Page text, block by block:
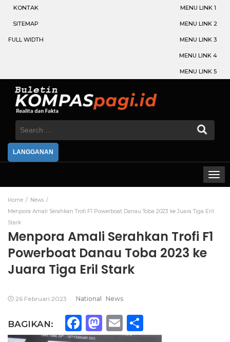
KONTAK
SITEMAP
FULL WIDTH
MENU LINK 1
MENU LINK 2
MENU LINK 3
MENU LINK 4
MENU LINK 5
Search
LANGGANAN
Home
News
Menpora Amali Serahkan Trofi F1 Powerboat Danau Toba 2023 ke Juara Tiga Eril
Stark
Menpora Amali Serahkan Trofi F1
Powerboat Danau Toba 2023 ke
Juara Tiga Eril Stark
26 Februari 2023 National News
BAGIKAN: Facebook
Mastodon
Email